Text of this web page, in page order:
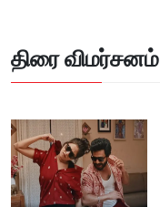
திரை விமர்சனம்